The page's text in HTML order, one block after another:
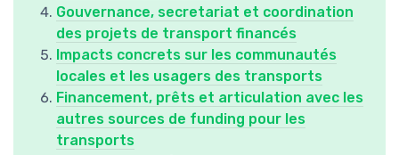
Gouvernance, secretariat et coordination
des projets de transport financés
Impacts concrets sur les communautés
locales et les usagers des transports
Financement, prêts et articulation avec les
autres sources de funding pour les
transports